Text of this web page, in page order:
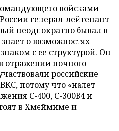
войсками
генерал-лейтенант
неоднократно бывал в
о возможностях
с ее структурой. Он
отражении ночного
российские
потому что «налет
С-400, С-300В4 и
в Хмеймиме и